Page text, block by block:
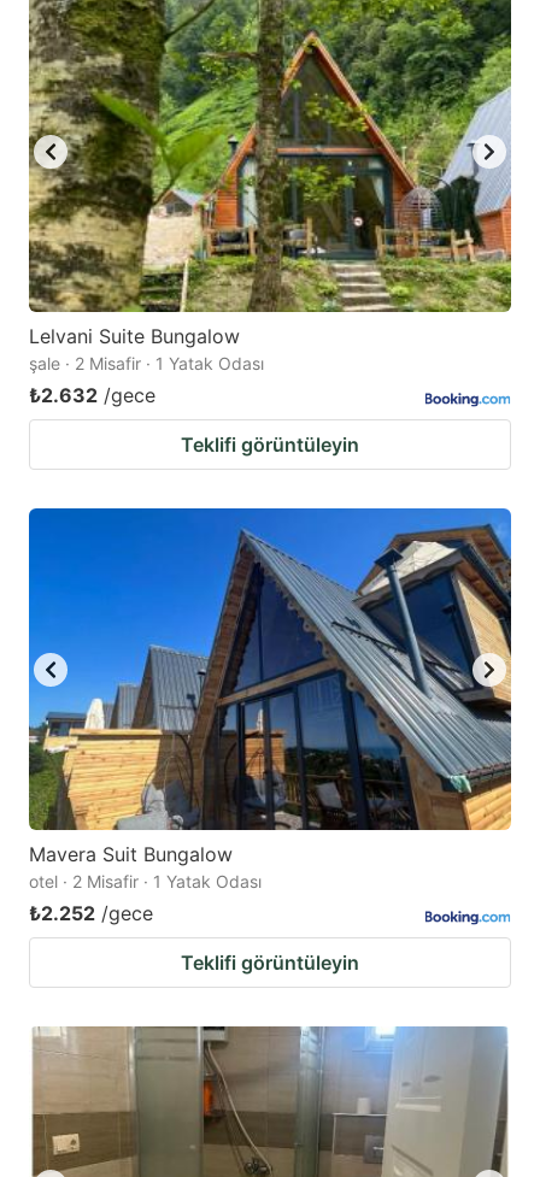
Lelvani Suite Bungalow
şale · 2 Misafir · 1 Yatak Odası
₺2.632 /gece
Teklifi görüntüleyin
Mavera Suit Bungalow
otel · 2 Misafir · 1 Yatak Odası
₺2.252 /gece
Teklifi görüntüleyin